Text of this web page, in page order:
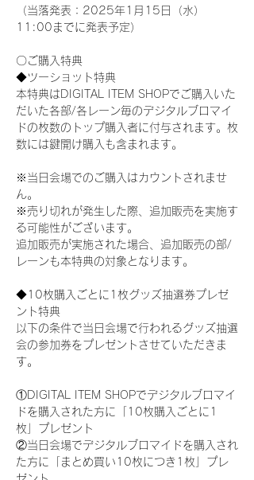
（当落発表：2025年1月15日（水）
11:00までに発表予定）
〇ご購入特典
◆ツーショット特典
本特典はDIGITAL ITEM SHOPでご購入いた
だいた各部/各レーン毎のデジタルブロマイ
ドの枚数のトップ購入者に付与されます。枚
数には鍵開け購入も含まれます。
※当日会場でのご購入はカウントされませ
ん。
※売り切れが発生した際、追加販売を実施す
る可能性がございます。
追加販売が実施された場合、追加販売の部/
レーンも本特典の対象となります。
◆10枚購入ごとに1枚グッズ抽選券プレゼ
ント特典
以下の条件で当日会場で行われるグッズ抽選
会の参加券をプレゼントさせていただきま
す。
①DIGITAL ITEM SHOPでデジタルブロマイ
ドを購入された方に「10枚購入ごとに1
枚」プレゼント
②当日会場でデジタルブロマイドを購入され
た方に「まとめ買い10枚につき1枚」プレ